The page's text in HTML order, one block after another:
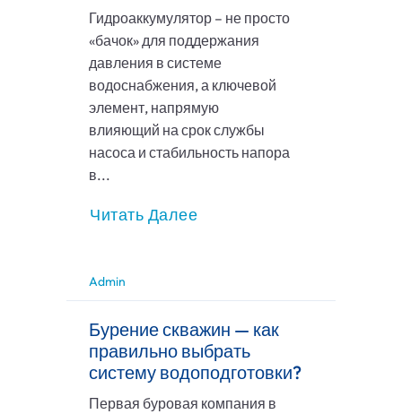
Гидроаккумулятор – не просто
«бачок» для поддержания
давления в системе
водоснабжения, а ключевой
элемент, напрямую
влияющий на срок службы
насоса и стабильность напора
в...
Читать Далее
Admin
Бурение скважин — как
правильно выбрать
систему водоподготовки?
Первая буровая компания в